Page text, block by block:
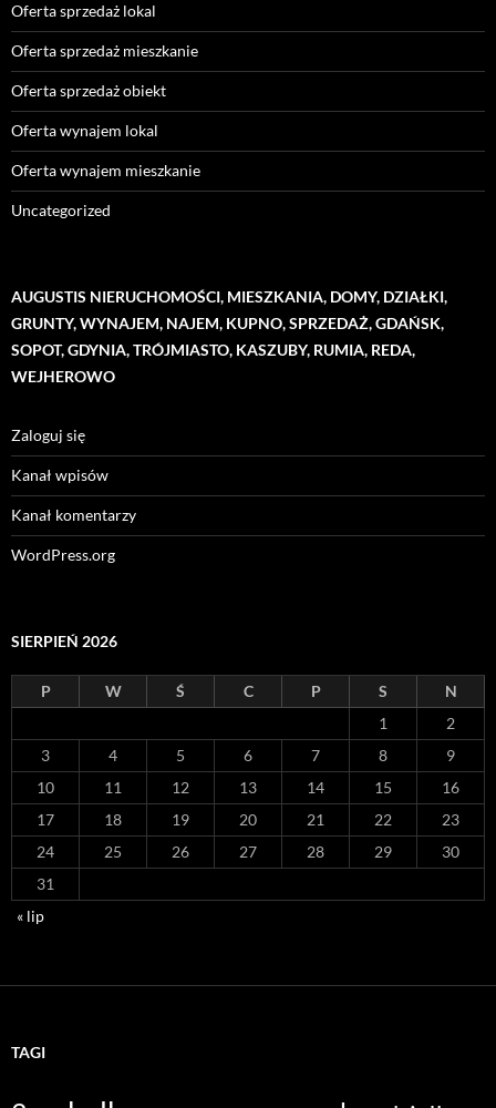
Oferta sprzedaż lokal
Oferta sprzedaż mieszkanie
Oferta sprzedaż obiekt
Oferta wynajem lokal
Oferta wynajem mieszkanie
Uncategorized
AUGUSTIS NIERUCHOMOŚCI, MIESZKANIA, DOMY, DZIAŁKI,
GRUNTY, WYNAJEM, NAJEM, KUPNO, SPRZEDAŻ, GDAŃSK,
SOPOT, GDYNIA, TRÓJMIASTO, KASZUBY, RUMIA, REDA,
WEJHEROWO
Zaloguj się
Kanał wpisów
Kanał komentarzy
WordPress.org
SIERPIEŃ 2026
P W Ś C P S
N
1
2
3
4 5 6 7 8
9
10
11 12 13 14 15
16
17
18 19 20 21 22
23
24
25 26 27 28 29
30
31
« lip
TAGI